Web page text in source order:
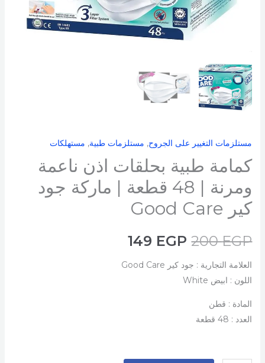
مستلزمات التغيير على الجروح, مستلزمات طبية, مستهلكات
كمامة طبية بحلقات اذن ناعمة
ومرنة | 48 قطعة | ماركة جود
كير Good Care
200EGP
149 EGP
العلامة التجارية : جود كير Good Care
اللون : ابيض White
المادة : قطن
العدد : 48 قطعة
ماركة
جود
كير
Good